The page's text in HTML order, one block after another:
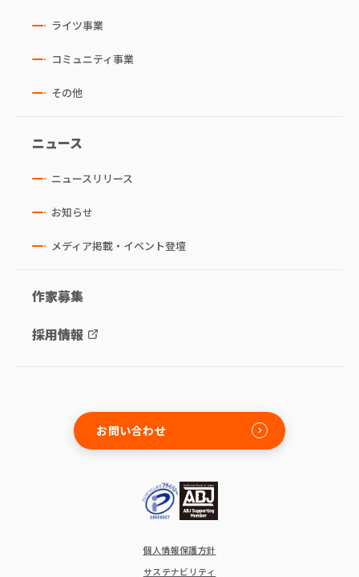
ライツ事業
コミュニティ事業
その他
ニュース
ニュースリリース
お知らせ
メディア掲載・イベント登壇
作家募集
採用情報
お問い合わせ
個人情報保護方針
サステナビリティ